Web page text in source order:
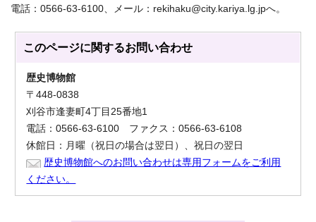
電話：0566-63-6100、メール：rekihaku@city.kariya.lg.jpへ。
このページに関するお問い合わせ
歴史博物館
〒448-0838
刈谷市逢妻町4丁目25番地1
電話：0566-63-6100 ファクス：0566-63-6108
休館日：月曜（祝日の場合は翌日）、祝日の翌日
歴史博物館へのお問い合わせは専用フォームをご利用
ください。